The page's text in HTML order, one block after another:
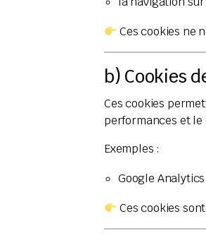
Ces cookies ne
b) Cookies
Ces cookies
performances et
Exemples :
Google
Ces cookies